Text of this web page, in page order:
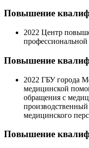
Повышение
2022 Центр
Повышение
2022 ГБУ города
медицинской
обращения с
медицинского
Повышение